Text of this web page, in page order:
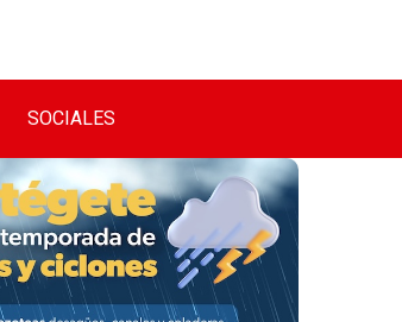
SOCIALES